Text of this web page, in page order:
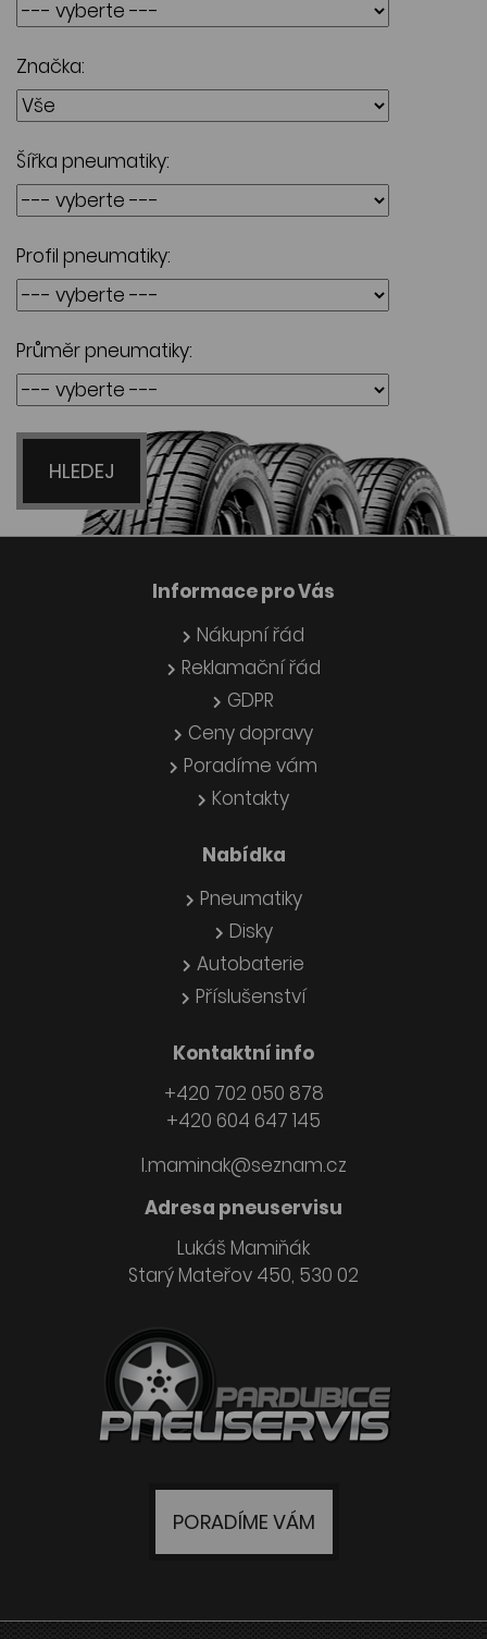
Značka:
Šířka pneumatiky:
Profil pneumatiky:
Průměr pneumatiky:
HLEDEJ
Informace pro Vás
Nákupní řád
Reklamační řád
GDPR
Ceny dopravy
Poradíme vám
Kontakty
Nabídka
Pneumatiky
Disky
Autobaterie
Příslušenství
Kontaktní info
+420 702 050 878
+420 604 647 145
l.maminak@seznam.cz
Adresa pneuservisu
Lukáš Mamiňák
Starý Mateřov 450, 530 02
PORADÍME VÁM